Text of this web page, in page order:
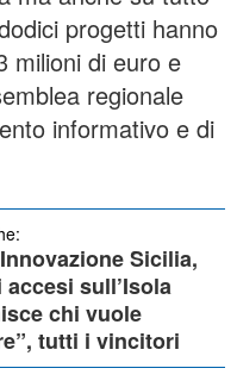
progetti hanno
milioni di euro e
regionale
informativo e di
Sicilia,
sull’Isola
chi vuole
tutti i vincitori